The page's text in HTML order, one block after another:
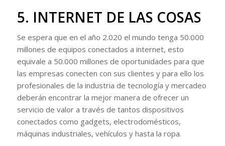
5. INTERNET DE LAS COSAS
Se espera que en el año 2.020 el mundo tenga 50.000
millones de equipos conectados a internet, esto
equivale a 50.000 millones de oportunidades para que
las empresas conecten con sus clientes y para ello los
profesionales de la industria de tecnología y mercadeo
deberán encontrar la mejor manera de ofrecer un
servicio de valor a través de tantos dispositivos
conectados como gadgets, electrodomésticos,
máquinas industriales, vehículos y hasta la ropa.